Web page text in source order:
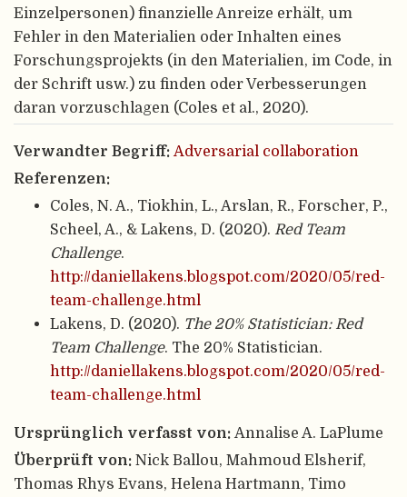
Einzelpersonen) finanzielle Anreize erhält, um
Fehler in den Materialien oder Inhalten eines
Forschungsprojekts (in den Materialien, im Code, in
der Schrift usw.) zu finden oder Verbesserungen
daran vorzuschlagen (Coles et al., 2020).
Verwandter Begriff: Adversarial collaboration
Referenzen:
Coles, N. A., Tiokhin, L., Arslan, R., Forscher, P.,
Scheel, A., & Lakens, D. (2020). Red Team
Challenge.
http://daniellakens.blogspot.com/2020/05/red-
team-challenge.html
Lakens, D. (2020). The 20% Statistician: Red
Team Challenge. The 20% Statistician.
http://daniellakens.blogspot.com/2020/05/red-
team-challenge.html
Ursprünglich verfasst von: Annalise A. LaPlume
Überprüft von: Nick Ballou, Mahmoud Elsherif,
Thomas Rhys Evans, Helena Hartmann, Timo